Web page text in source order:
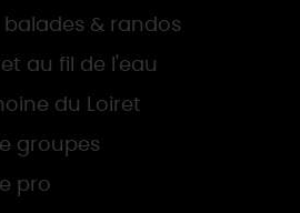
balades & randos
au fil de l'eau
du Loiret
groupes
pro